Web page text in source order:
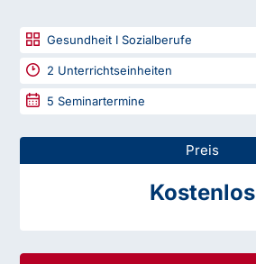
Gesundheit I Sozialberufe
2 Unterrichtseinheiten
5 Seminartermine
Preis
Kostenlos